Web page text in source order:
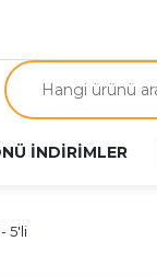
İNDİRİMLER
5'li